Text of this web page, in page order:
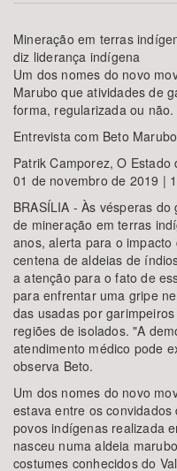
Área Protegida
Mineração em terras
diz liderança indígena
Um dos nomes do novo
Marubo que atividades de
forma, regularizada ou não.
Entrevista com Beto Marubo
Patrik Camporez, O Estado
01 de novembro de 2019 |
BRASÍLIA - Às vésperas
de mineração em terras
anos, alerta para o
centena de aldeias de
a atenção para o fato de
para enfrentar uma gripe
das usadas por
regiões de isolados. "A
atendimento médico pode
observa Beto.
Um dos nomes do novo
estava entre os
povos indígenas realizada
nasceu numa aldeia
costumes conhecidos do